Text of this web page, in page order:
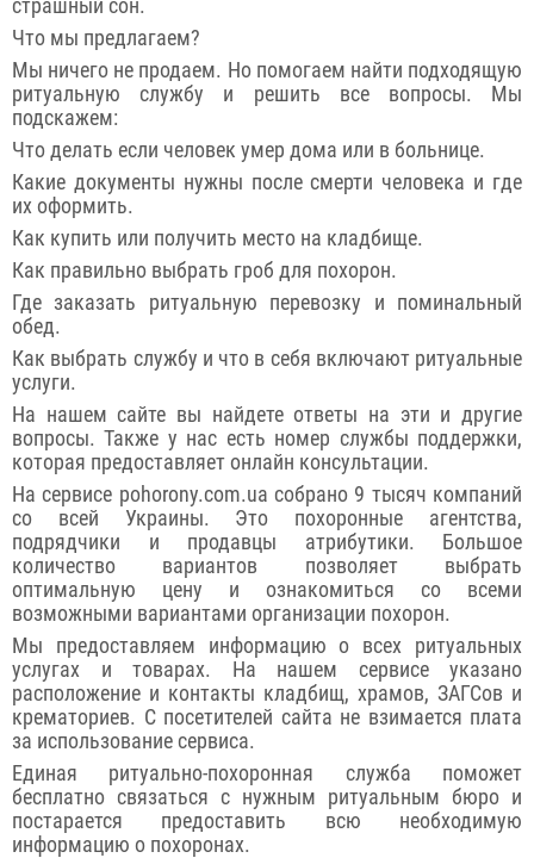
страшный сон.
Что мы предлагаем?
Мы ничего не продаем. Но помогаем найти подходящую
ритуальную службу и решить все вопросы. Мы
подскажем:
Что делать если человек умер дома или в больнице.
Какие документы нужны после смерти человека и где
их оформить.
Как купить или получить место на кладбище.
Как правильно выбрать гроб для похорон.
Где заказать ритуальную перевозку и поминальный
обед.
Как выбрать службу и что в себя включают ритуальные
услуги.
На нашем сайте вы найдете ответы на эти и другие
вопросы. Также у нас есть номер службы поддержки,
которая предоставляет онлайн консультации.
На сервисе pohorony.com.ua собрано 9 тысяч компаний
со всей Украины. Это похоронные агентства,
подрядчики и продавцы атрибутики. Большое
количество вариантов позволяет выбрать
оптимальную цену и ознакомиться со всеми
возможными вариантами организации похорон.
Мы предоставляем информацию о всех ритуальных
услугах и товарах. На нашем сервисе указано
расположение и контакты кладбищ, храмов, ЗАГСов и
крематориев. С посетителей сайта не взимается плата
за использование сервиса.
Единая ритуально-похоронная служба поможет
бесплатно связаться с нужным ритуальным бюро и
постарается предоставить всю необходимую
информацию о похоронах.